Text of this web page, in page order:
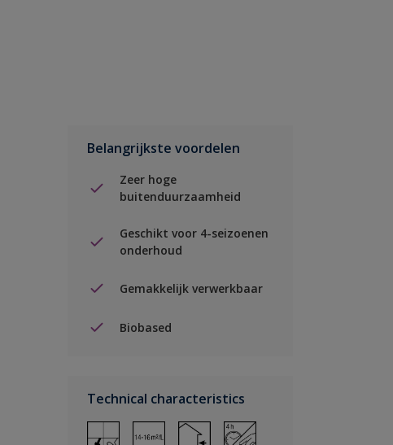
Belangrijkste voordelen
Zeer hoge
buitenduurzaamheid
Geschikt voor 4-seizoenen
onderhoud
Gemakkelijk verwerkbaar
Biobased
Technical characteristics